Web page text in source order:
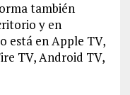
también
y en
está en Apple TV,
TV, Android TV,